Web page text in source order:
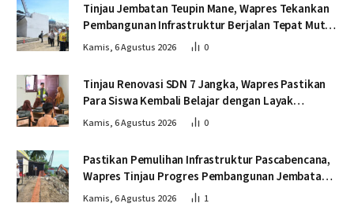
Tinjau Jembatan Teupin Mane, Wapres Tekankan
Pembangunan Infrastruktur Berjalan Tepat Mutu
dan Tepat Waktu
Kamis, 6 Agustus 2026 0
Tinjau Renovasi SDN 7 Jangka, Wapres Pastikan
Para Siswa Kembali Belajar dengan Layak
Pascabencana
Kamis, 6 Agustus 2026 0
Pastikan Pemulihan Infrastruktur Pascabencana,
Wapres Tinjau Progres Pembangunan Jembatan
Krueng Tingkeum Bireuen
Kamis, 6 Agustus 2026 1